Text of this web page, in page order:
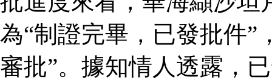
為“制證完畢，已發批件”
審批”。據知情人透露，